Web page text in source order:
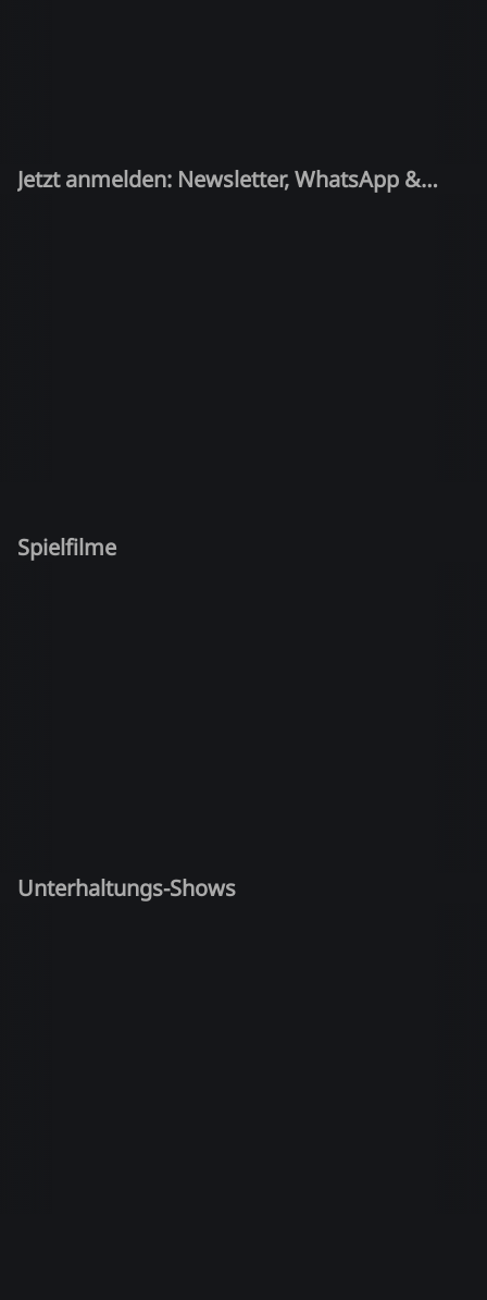
Jetzt anmelden: Newsletter, WhatsApp &
Spielfilme
Unterhaltungs-Shows